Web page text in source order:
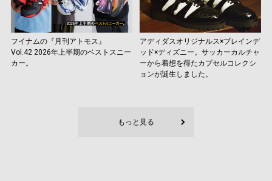
フイナムの『月刊アトモス』
Vol.42 2026年上半期のベストスニー
カー。
アディダスオリジナルス×ブレインデ
ッド×ディズニー。サッカーカルチャ
ーから着想を得たカプセルコレクシ
ョンが誕生しました。
もっと見る